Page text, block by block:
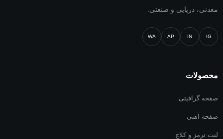
معدنی، دریایی و صنعتی.
IG
IN
AP
WA
محصولات
صفحه گرافیتی
صفحه آهنی
لنت ترمز و کلاچ